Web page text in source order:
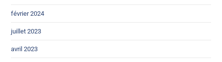
février 2024
juillet 2023
avril 2023